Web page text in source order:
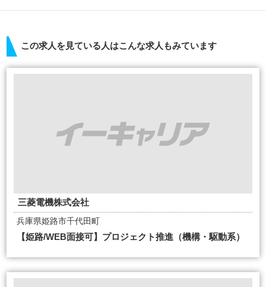
この求人を見ている人はこんな求人もみています
三菱電機株式会社
兵庫県姫路市千代田町
【姫路/WEB面接可】プロジェクト推進（機構・駆動系）